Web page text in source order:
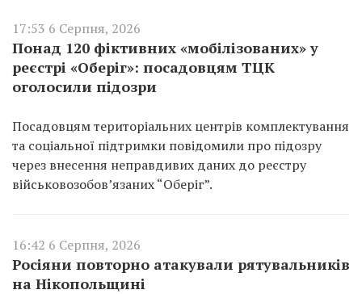
17:53 6 Серпня, 2026
Понад 120 фіктивних «мобілізованих» у
реєстрі «Оберіг»: посадовцям ТЦК
оголосили підозри
Посадовцям територіальних центрів комплектування
та соціальної підтримки повідомили про підозру
через внесення неправдивих даних до реєстру
військовозобов’язаних “Оберіг”.
16:42 6 Серпня, 2026
Росіяни повторно атакували рятувальників
на Нікопольщині